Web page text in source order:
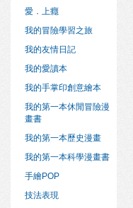
愛．上癮
我的冒險學習之旅
我的友情日記
我的愛讀本
我的手掌印創意繪本
我的第一本休閒冒險漫
畫書
我的第一本歷史漫畫
我的第一本科學漫畫書
手繪POP
技法表現